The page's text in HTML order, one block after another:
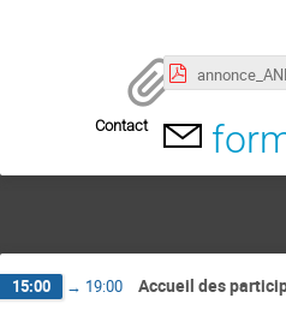
Contact
15:00 → 19:00 Accueil des